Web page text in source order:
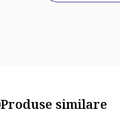
Produse similare